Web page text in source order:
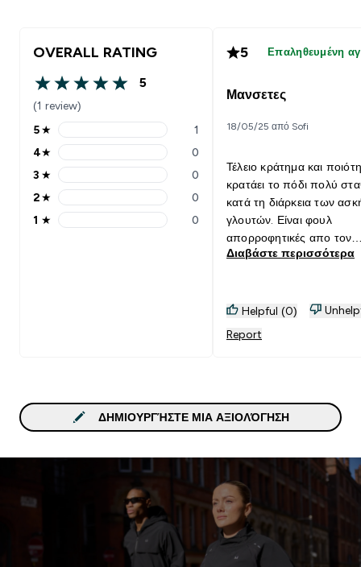
OVERALL RATING
5 out of 5 stars
5
(1 review)
5 stars rating 1 reviews
5★ 1
4 stars rating 0 reviews
4★ 0
3 stars rating 0 reviews
3 ★ 0
2 stars rating 0 reviews
2★ 0
1 stars rating 0 reviews
1 ★ 0
5 Επαληθευμένη
Μανσετες
18/05/25 από Sofi
Τέλειο κράτημα και
κρατάει το πόδι πολύ
κατά τη διάρκεια των
γλουτών. Είναι φουλ
απορροφητικές απο τον
ιδρώτα.
Διαβάστε περισσότερα
Helpful (0)
Report
ΔΗΜΙΟΥΡΓΉΣΤΕ ΜΙΑ ΑΞΙΟΛΌΓΗΣΗ